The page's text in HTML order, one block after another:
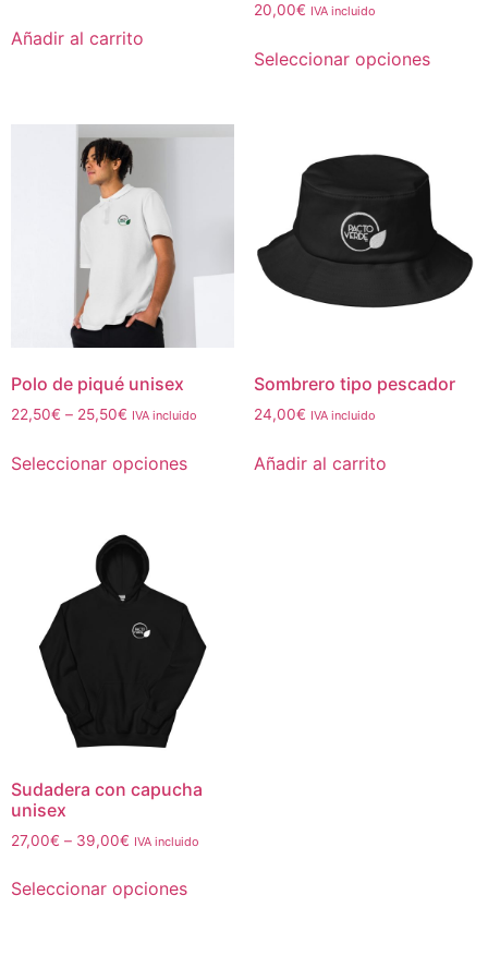
Añadir al carrito
20,00€ IVA incluido
Seleccionar opciones
Polo de piqué unisex
22,50€ – 25,50€ IVA incluido
Seleccionar opciones
Sombrero tipo pescador
24,00€ IVA incluido
Añadir al carrito
Sudadera con capucha
unisex
27,00€ – 39,00€ IVA incluido
Seleccionar opciones